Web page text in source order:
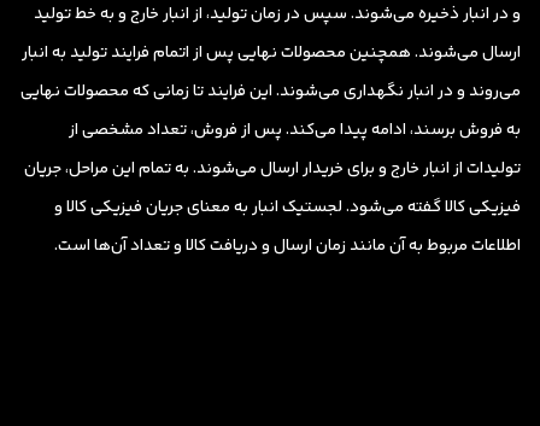
و در انبار ذخیره می‌شوند. سپس در زمان تولید، از انبار خارج و به خط تولید
ارسال می‌شوند. همچنین محصولات نهایی پس از اتمام فرایند تولید به انبار
می‌روند و در انبار نگهداری می‌شوند. این فرایند تا زمانی که محصولات نهایی
به فروش برسند، ادامه پیدا می‌کند. پس از فروش، تعداد مشخصی از
تولیدات از انبار خارج و برای خریدار ارسال می‌شوند. به تمام این مراحل، جریان
فیزیکی کالا گفته می‌شود. لجستیک انبار به معنای جریان فیزیکی کالا و
اطلاعات مربوط به آن مانند زمان ارسال و دریافت کالا و تعداد آن‌ها است.